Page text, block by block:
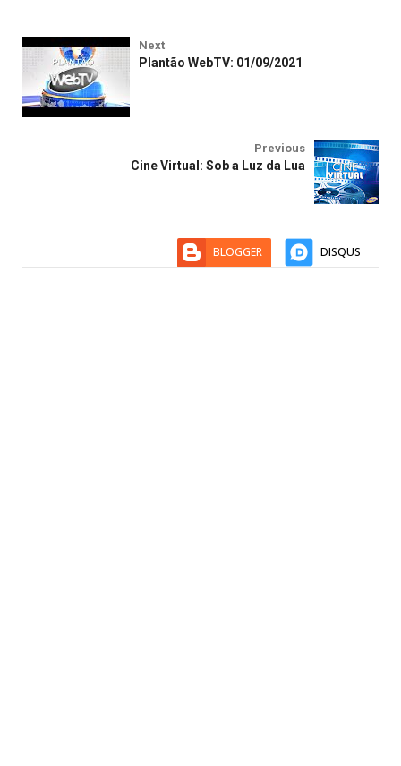
Next
Plantão WebTV: 01/09/2021
Previous
Cine Virtual: Sob a Luz da Lua
BLOGGER DISQUS